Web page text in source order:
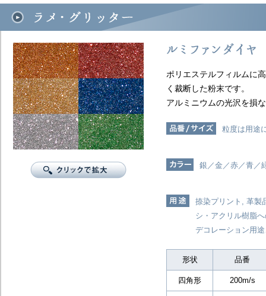
ポリエステルフィルムに
く裁断した粉末です。
アルミニウムの光沢を損
粒度は用途
銀／金／赤／青／
捺染プリント, 革製
シ・アクリル樹脂
デコレーション用
形状 品番
四角形 200m/s